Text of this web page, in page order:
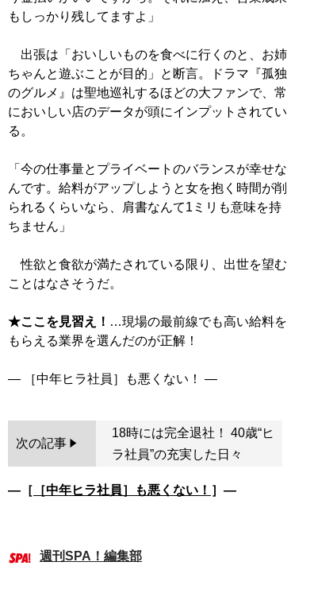
もしっかり残してますよ」
出張は「おいしいものを食べに行くのと、お姉
ちゃんと遊ぶことが目的」と断言。ドラマ『孤独
のグルメ』は聖地巡礼するほどの大ファンで、常
においしい店のデータが頭にインプットされてい
る。
「今の仕事量とプライベートのバランスが幸せな
んです。給料がアップしようと女を抱く時間が削
られるくらいなら、肩書なんて1ミリも意味を持
ちません」
性欲と食欲が満たされている限り、出世を望む
ことはなさそうだ。
★ここを見習え！ …現場の最前線でも高い給料を
もらえる業界を選んだのが正解！
次の記事
18時には完全退社！ 40歳“ヒ
ラ社員”の充実した日々
―［ ［中年ヒラ社員］も悪くない！ ］―
週刊SPA！編集部